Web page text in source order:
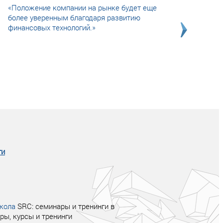
«Положение компании на рынке будет еще
более уверенным благодаря развитию
финансовых технологий.»
SRC: семинары и тренинги в
курсы и тренинги